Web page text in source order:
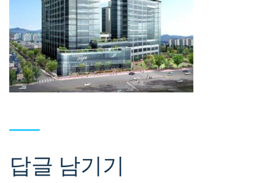
답글 남기기